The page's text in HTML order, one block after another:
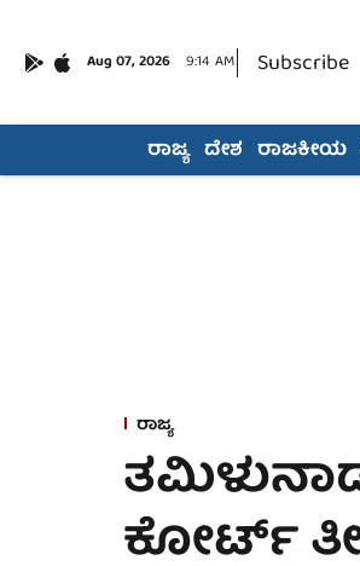
Aug 07, 2026 9:14 AM Subscribe
ರಾಜ್ಯ ದೇಶ ರಾಜಕೀಯ
ರಾಜ್ಯ
ಕೋರ್ಟ್